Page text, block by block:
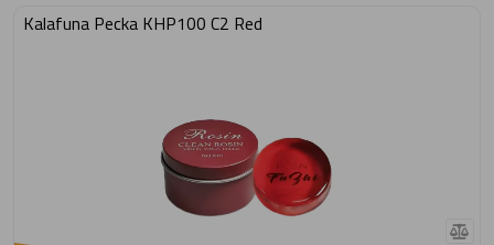
Kalafuna Pecka KHP100 C2 Red